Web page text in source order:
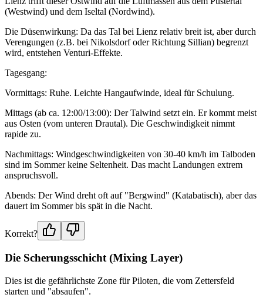
(Westwind) und dem Iseltal (Nordwind).
Die Düsenwirkung: Da das Tal bei Lienz relativ breit ist, aber durch
Verengungen (z.B. bei Nikolsdorf oder Richtung Sillian) begrenzt
wird, entstehen Venturi-Effekte.
Tagesgang:
Vormittags: Ruhe. Leichte Hangaufwinde, ideal für Schulung.
Mittags (ab ca. 12:00/13:00): Der Talwind setzt ein. Er kommt meist
aus Osten (vom unteren Drautal). Die Geschwindigkeit nimmt
rapide zu.
Nachmittags: Windgeschwindigkeiten von 30-40 km/h im Talboden
sind im Sommer keine Seltenheit. Das macht Landungen extrem
anspruchsvoll.
Abends: Der Wind dreht oft auf "Bergwind" (Katabatisch), aber das
dauert im Sommer bis spät in die Nacht.
Korrekt?
Die Scherungsschicht (Mixing Layer)
Dies ist die gefährlichste Zone für Piloten, die vom Zettersfeld
starten und "absaufen".